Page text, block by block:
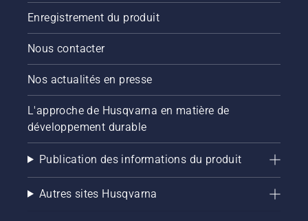
Enregistrement du produit
Nous contacter
Nos actualités en presse
L'approche de Husqvarna en matière de
développement durable
Publication des informations du produit
Autres sites Husqvarna